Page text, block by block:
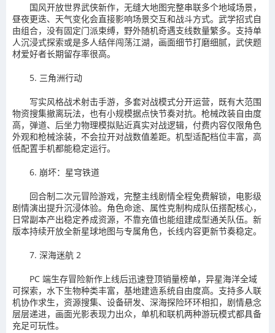
国风开放世界武侠新作，无缝大地图完整串联多个地域场景，
昼夜更迭、天气变化会直接影响场景交互和战斗方式。武学招式自
由组合，没有固定门派束缚，野外随机奇遇支线数量繁多。支持单
人沉浸式探索或是多人结伴闯荡江湖，画面细节打磨细腻，武侠题
材爱好者长期留存率很高。
5. 三角洲行动
写实风格战术射击手游，多套对战模式分开运营，既有大范围
物资搜集撤离玩法，也有小规模据点快节奏对抗。枪械改装自由度
高，弹道、后坐力物理模拟贴近真实对战逻辑，付费内容仅限角色
外观和枪械涂装，不会拉开对战数值差距。机型适配档位丰富，高
低配置手机都能稳定运行。
6. 崩坏：星穹铁道
回合制二次元冒险游戏，完整主线剧情全程免费解锁，电影级
剧情演出提升沉浸体验。角色命途、属性克制构成队伍搭配核心，
日常副本产出稳定养成资源，不靠充值也能组建成型通关队伍。新
版本持续开放全新星球地图与专属角色，长线内容更新节奏稳定。
7. 深海迷航 2
PC 端生存冒险新作上线后迅速登顶销量榜单，异星海洋全域
可探索，水下生物种类丰富，基地建造系统自由度高。支持多人联
机协作求生，资源搜集、设备研发、深海探险环环相扣，剧情悬念
层层递进，画面光影表现力出众，单机和联机两种游玩模式都具备
充足可玩性。